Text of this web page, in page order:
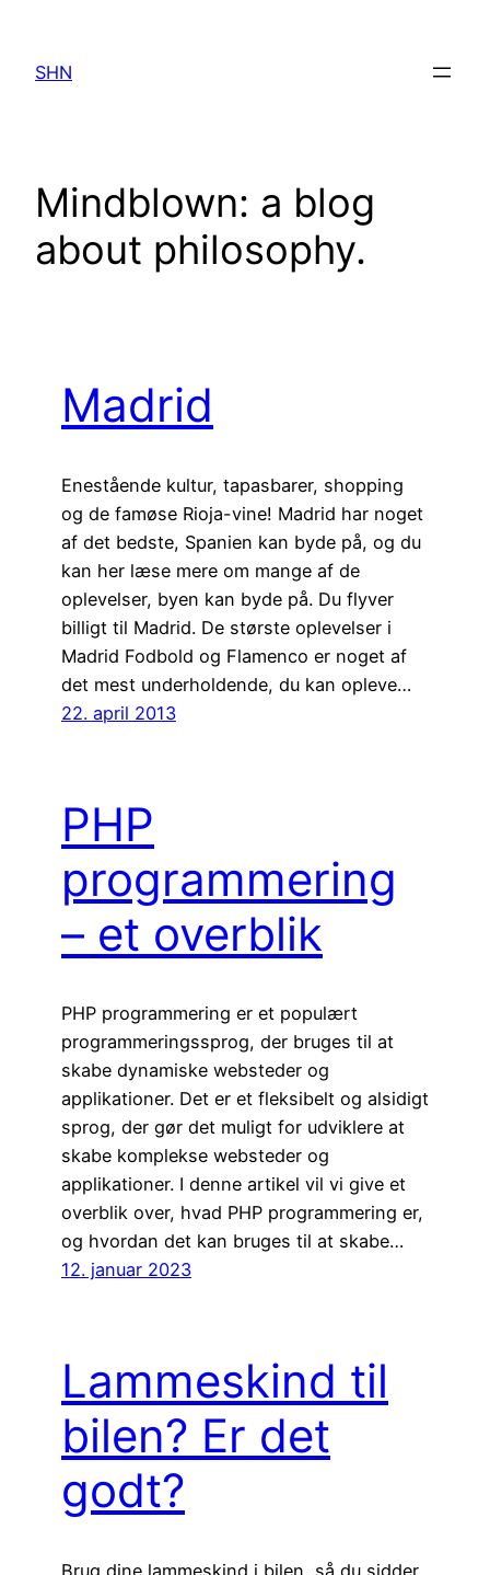
indhold
SHN
Mindblown: a blog
about philosophy.
Madrid
Enestående kultur, tapasbarer, shopping
og de famøse Rioja-vine! Madrid har noget
af det bedste, Spanien kan byde på, og du
kan her læse mere om mange af de
oplevelser, byen kan byde på. Du flyver
billigt til Madrid. De største oplevelser i
Madrid Fodbold og Flamenco er noget af
det mest underholdende, du kan opleve…
22. april 2013
PHP
programmering
– et overblik
PHP programmering er et populært
programmeringssprog, der bruges til at
skabe dynamiske websteder og
applikationer. Det er et fleksibelt og alsidigt
sprog, der gør det muligt for udviklere at
skabe komplekse websteder og
applikationer. I denne artikel vil vi give et
overblik over, hvad PHP programmering er,
og hvordan det kan bruges til at skabe…
12. januar 2023
Lammeskind til
bilen? Er det
godt?
Brug dine lammeskind i bilen, så du sidder